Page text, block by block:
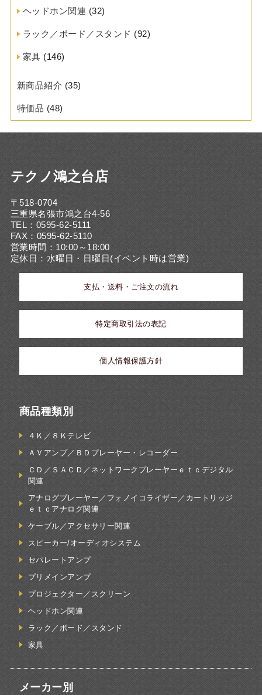
ヘッドホン関連 (32)
ラック／ボード／スタンド (92)
家具 (146)
新商品紹介 (35)
特価品 (48)
テクノ鴻之台店
〒518-0704
三重県名張市鴻之台4-56
TEL：0595-62-5111
FAX：0595-62-5110
営業時間：10:00～18:00
定休日：水曜日・日曜日(イベント時は営業)
支払・送料・ご注文の流れ
特定商取引法の表記
個人情報保護方針
商品種類別
４Ｋ／８Ｋテレビ
ＡＶアンプ／ＢＤプレーヤー・レコーダー
ＣＤ／ＳＡＣＤ／ネットワークプレーヤーｅｔｃデジタル
関連
アナログプレーヤー／フォノイコライザー／カートリッジ
ｅｔｃアナログ関連
ケーブル／アクセサリー関連
スピーカー/オーディオシステム
セパレートアンプ
プリメインアンプ
プロジェクター／スクリーン
ヘッドホン関連
ラック／ボード／スタンド
家具
メーカー別